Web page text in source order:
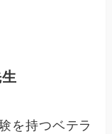
を持つベテラ